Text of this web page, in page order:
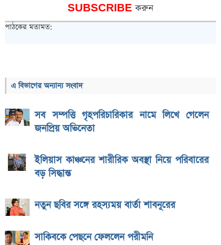
SUBSCRIBEকরুন
পাঠকের মতামত:
এ বিভাগের অন্যান্য সংবাদ
সব সম্পত্তি গৃহপরিচারিকার নামে লিখে গেলেন
জনপ্রিয় অভিনেতা
ইলিয়াস কাঞ্চনের শারীরিক অবস্থা নিয়ে পরিবারের
বড় সিদ্ধান্ত
নতুন ছবির সঙ্গে রহস্যময় বার্তা শাবনূরের
সাকিবকে পেছনে ফেললেন পরীমনি